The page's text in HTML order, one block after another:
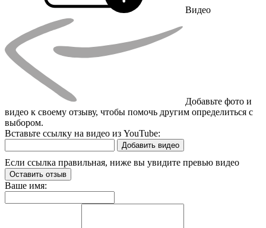
Видео
Добавьте фото и
видео к своему отзыву, чтобы помочь другим определиться с
выбором.
Вставьте ссылку на видео из YouTube:
Добавить видео
Если ссылка правильная, ниже вы увидите превью видео
Оставить отзыв
Ваше имя: